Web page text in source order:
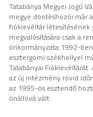
Tatabánya Megyei Jogú
megye döntéshozói már
fióklevéltár létesítésének
megvalósítására csak a
önkormányzata 1992-
esztergomi székhellyel
Tatabányai
az új intézmény rövid
az 1995-ös esztendő
önállóvá vált.